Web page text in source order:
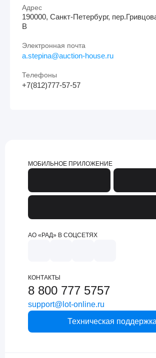
Адрес
190000, Санкт-Петербург,
В
Электронная почта
a.stepina@auction-house.ru
Телефоны
+7(812)777-57-57
МОБИЛЬНОЕ ПРИЛОЖЕНИЕ
АО «РАД» В СОЦСЕТЯХ
КОНТАКТЫ
8 800 777 5757
support@lot-online.ru
Техническая поддержка